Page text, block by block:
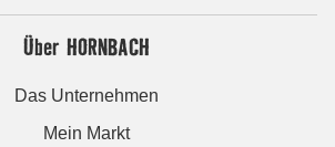
Über HORNBACH
Das Unternehmen
Mein Markt